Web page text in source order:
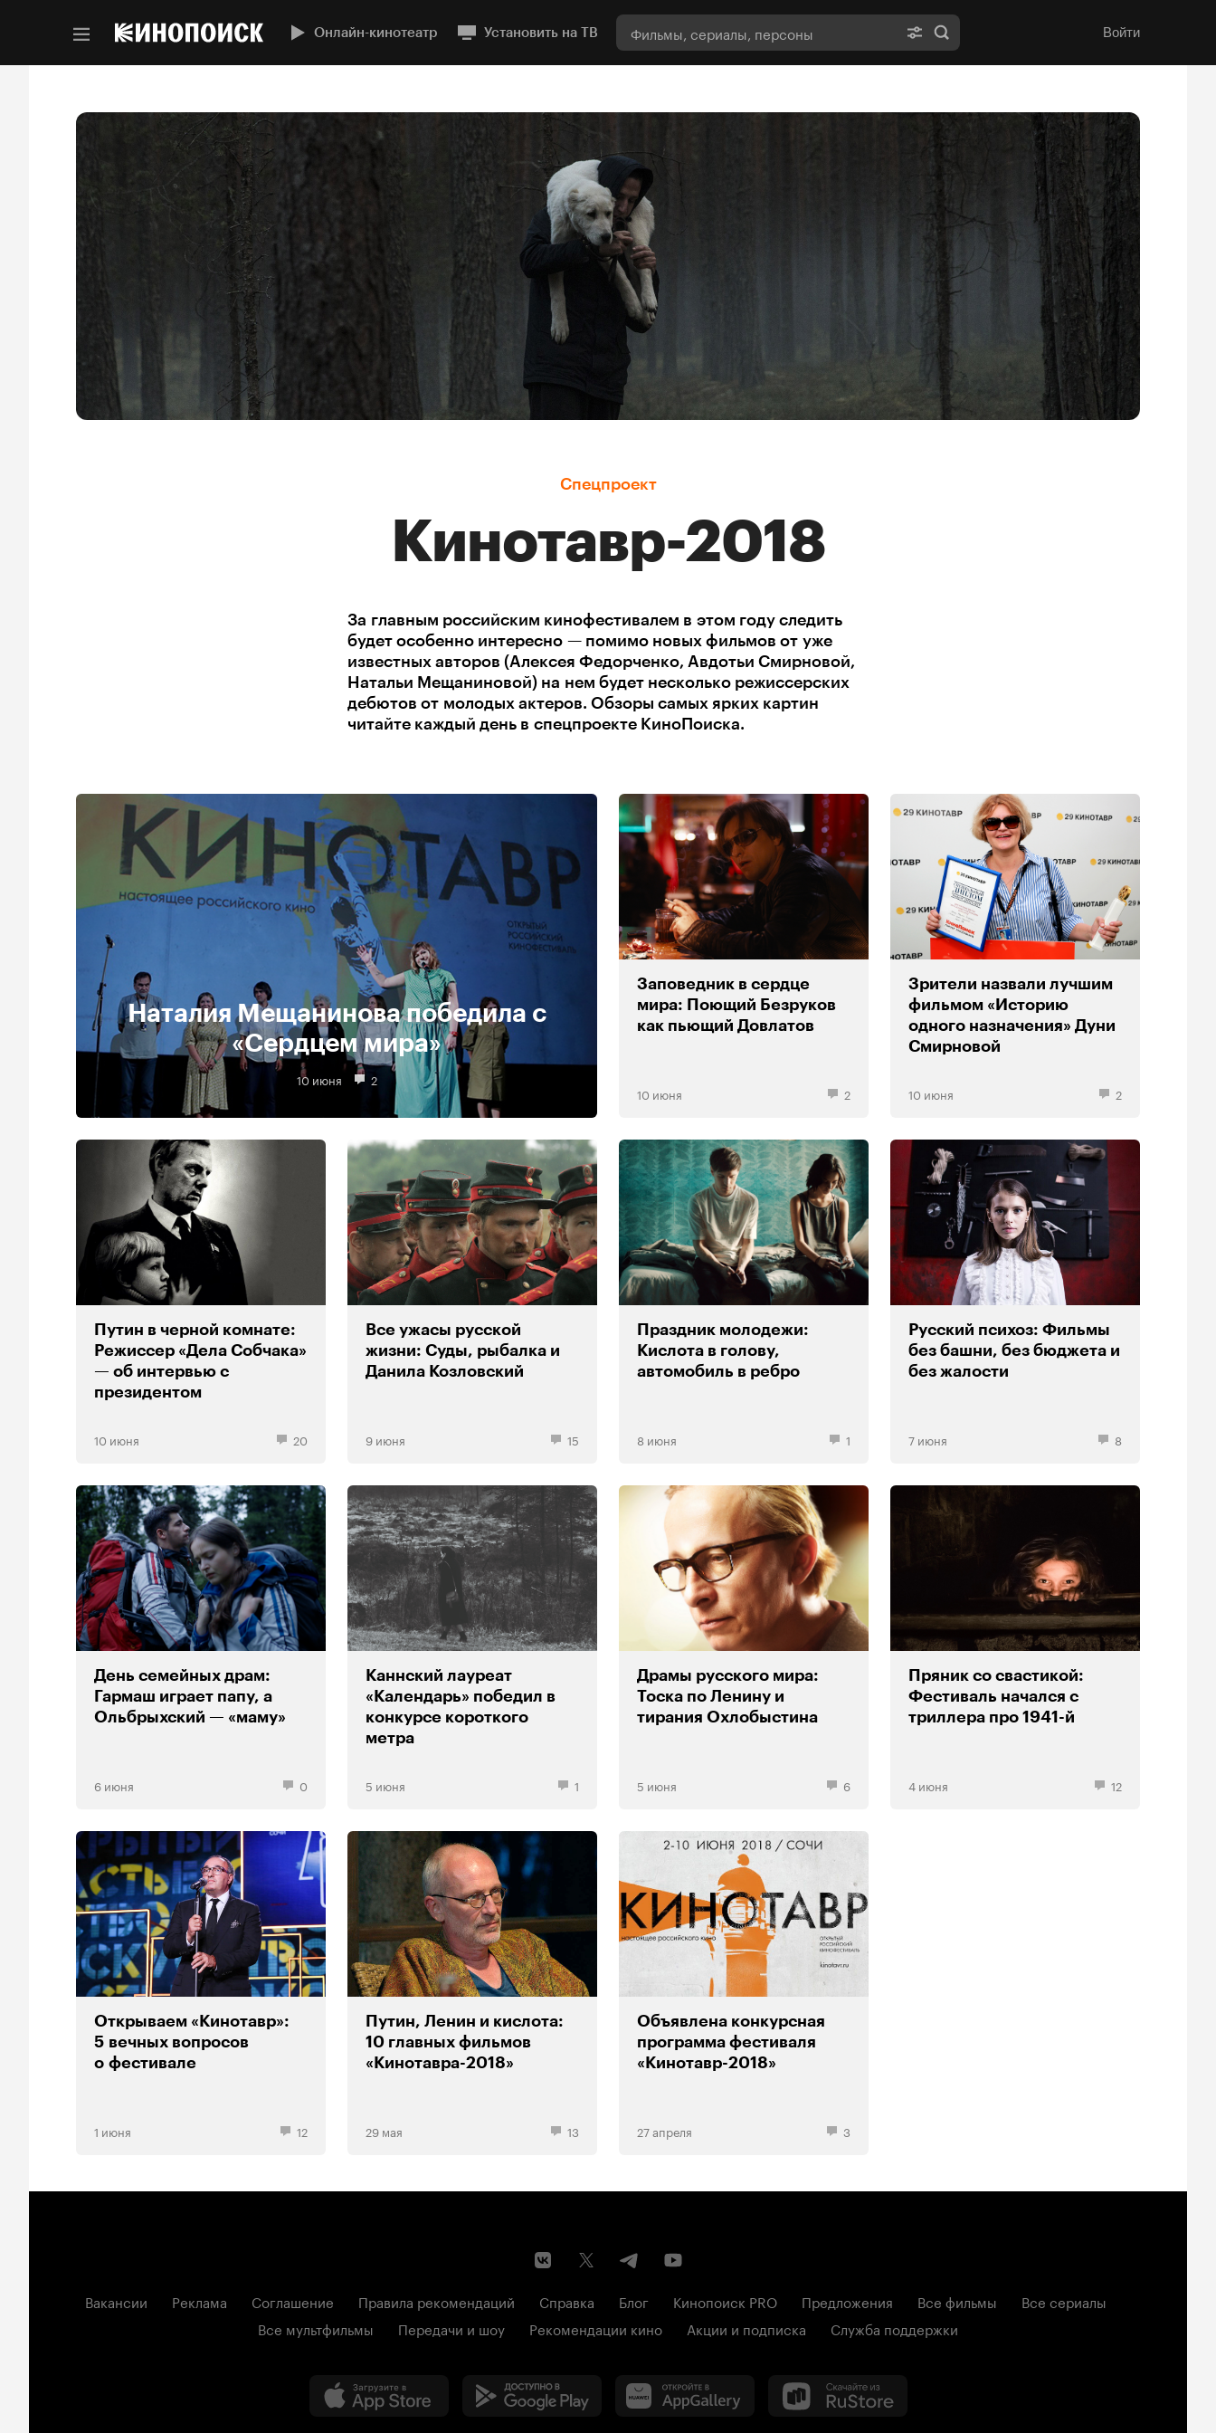
Онлайн-кинотеатр Установить на ТВ Войти
Спецпроект
Кинотавр-2018
За главным российским кинофестивалем в этом году следить
будет особенно интересно — помимо новых фильмов от уже
известных авторов (Алексея Федорченко, Авдотьи Смирновой,
Натальи Мещаниновой) на нем будет несколько режиссерских
дебютов от молодых актеров. Обзоры самых ярких картин
читайте каждый день в спецпроекте КиноПоиска.
Наталия Мещанинова победила с
«Сердцем мира»
10 июня 2
Заповедник в сердце
мира: Поющий Безруков
как пьющий Довлатов
10 июня 2
Зрители назвали лучшим
фильмом «Историю
одного назначения» Дуни
Смирновой
10 июня 2
Путин в черной комнате:
Режиссер «Дела Собчака»
— об интервью с
президентом
10 июня 20
Все ужасы русской
жизни: Суды, рыбалка и
Данила Козловский
9 июня 15
Праздник молодежи:
Кислота в голову,
автомобиль в ребро
8 июня 1
Русский психоз: Фильмы
без башни, без бюджета и
без жалости
7 июня 8
День семейных драм:
Гармаш играет папу, а
Ольбрыхский — «маму»
6 июня 0
Каннский лауреат
«Календарь» победил в
конкурсе короткого
метра
5 июня 1
Драмы русского мира:
Тоска по Ленину и
тирания Охлобыстина
5 июня 6
Пряник со свастикой:
Фестиваль начался с
триллера про 1941-й
4 июня 12
Открываем «Кинотавр»:
5 вечных вопросов
о фестивале
1 июня 12
Путин, Ленин и кислота:
10 главных фильмов
«Кинотавра-2018»
29 мая 13
Объявлена конкурсная
программа фестиваля
«Кинотавр-2018»
27 апреля 3
Вакансии Реклама Соглашение Правила рекомендаций Справка Блог Кинопоиск PRO Предложения Все фильмы
Все сериалы
Все мультфильмы
Передачи и шоу Рекомендации кино Акции и подписка Служба поддержки